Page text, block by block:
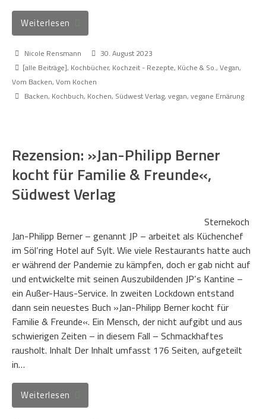
Weiterlesen
Nicole Rensmann
30. August 2023
[alle Beiträge], Kochbücher, Kochzeit - Rezepte, Küche & So., Vegan,
Vom Backen, Vom Kochen
Backen, Kochbuch, Kochen, Südwest Verlag, vegan, vegane Ernärung
Rezension: »Jan-Philipp Berner
kocht für Familie & Freunde«,
Südwest Verlag
Sternekoch
Jan-Philipp Berner – genannt JP – arbeitet als Küchenchef
im Söl’ring Hotel auf Sylt. Wie viele Restaurants hatte auch
er während der Pandemie zu kämpfen, doch er gab nicht auf
und entwickelte mit seinen Auszubildenden JP’s Kantine –
ein Außer-Haus-Service. In zweiten Lockdown entstand
dann sein neuestes Buch »Jan-Philipp Berner kocht für
Familie & Freunde«. Ein Mensch, der nicht aufgibt und aus
schwierigen Zeiten – in diesem Fall – Schmackhaftes
rausholt. Inhalt Der Inhalt umfasst 176 Seiten, aufgeteilt
in…
Weiterlesen